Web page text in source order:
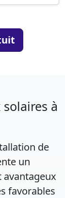
à
de
un
favorables